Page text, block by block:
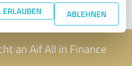
ABLEHNEN
Profil teilen
an Aif All in Finance